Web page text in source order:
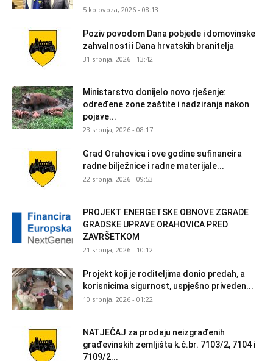
5 kolovoza, 2026 - 08:13
Poziv povodom Dana pobjede i domovinske
zahvalnosti i Dana hrvatskih branitelja
31 srpnja, 2026 - 13:42
Ministarstvo donijelo novo rješenje:
određene zone zaštite i nadziranja nakon
pojave...
23 srpnja, 2026 - 08:17
Grad Orahovica i ove godine sufinancira
radne bilježnice i radne materijale...
22 srpnja, 2026 - 09:53
PROJEKT ENERGETSKE OBNOVE ZGRADE
GRADSKE UPRAVE ORAHOVICA PRED
ZAVRŠETKOM
21 srpnja, 2026 - 10:12
Projekt koji je roditeljima donio predah, a
korisnicima sigurnost, uspješno priveden...
10 srpnja, 2026 - 01:22
NATJEČAJ za prodaju neizgrađenih
građevinskih zemljišta k.č.br. 7103/2, 7104 i
7109/2...